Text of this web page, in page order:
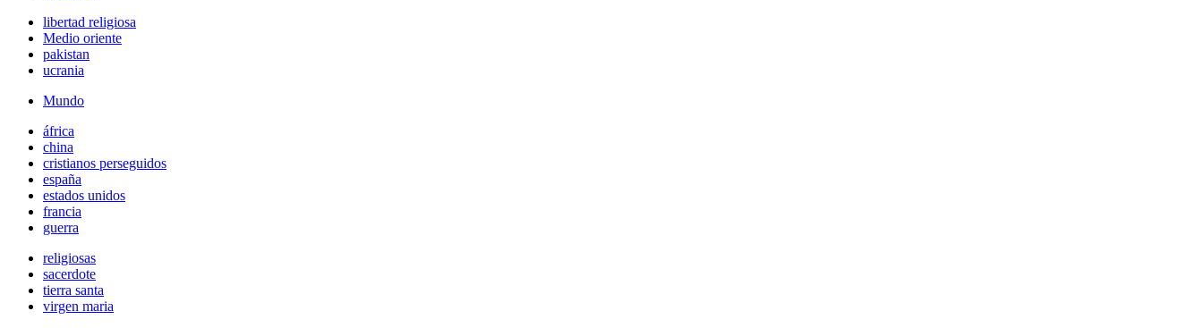
libertad religiosa
Medio oriente
pakistan
ucrania
Mundo
áfrica
china
cristianos perseguidos
españa
estados unidos
francia
guerra
religiosas
sacerdote
tierra santa
virgen maria